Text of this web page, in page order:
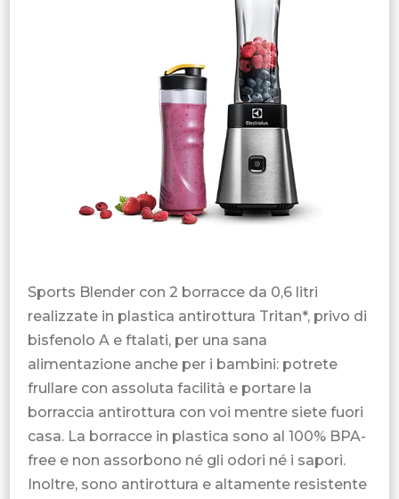
Sports Blender con 2 borracce da 0,6 litri
realizzate in plastica antirottura Tritan*, privo di
bisfenolo A e ftalati, per una sana
alimentazione anche per i bambini: potrete
frullare con assoluta facilità e portare la
borraccia antirottura con voi mentre siete fuori
casa. La borracce in plastica sono al 100% BPA-
free e non assorbono né gli odori né i sapori.
Inoltre, sono antirottura e altamente resistente